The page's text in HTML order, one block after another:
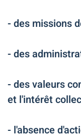
- des missions
- des
- des valeurs
et l'intérêt
- l'absence